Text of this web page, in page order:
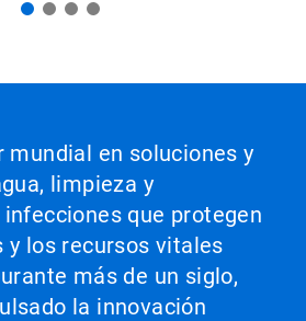
mundial en soluciones y
limpieza y
que protegen
y los recursos vitales
más de un siglo,
la innovación